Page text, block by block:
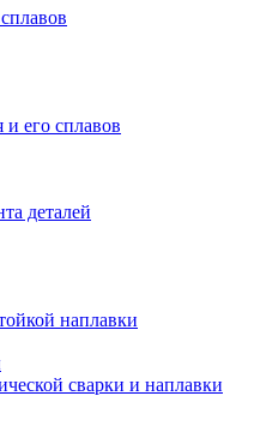
его сплавов
деталей
наплавки
сварки и наплавки